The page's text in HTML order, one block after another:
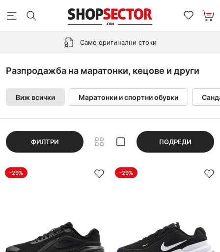
Само оригинални стоки
Разпродажба на маратонки, кецове и други
Виж всички Маратонки и спортни обувки
ФИЛТРИ ПОДРЕДИ
-29% -29%